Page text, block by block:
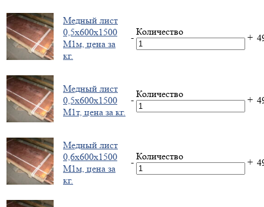
Медный лист
0,5х600х1500
М1м, цена за
кг.
-
Количество
+
Медный лист
0,5х600х1500
М1т, цена за кг.
-
Количество
+
Медный лист
0,6х600х1500
М1м, цена за
кг.
-
Количество
+